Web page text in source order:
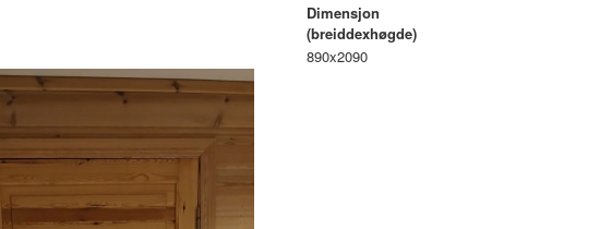
Dimensjon
(breiddexhøgde)
890x2090